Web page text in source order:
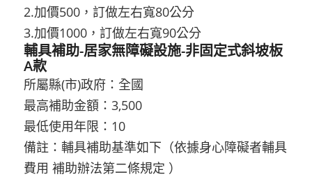
2.加價500，訂做左右寬80公分
3.加價1000，訂做左右寬90公分
輔具補助-居家無障礙設施-非固定式斜坡板
A款
所屬縣(市)政府：全國
最高補助金額：3,500
最低使用年限：10
備註：輔具補助基準如下（依據身心障礙者輔具
費用 補助辦法第二條規定 ）